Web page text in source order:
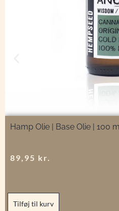
Hamp Olie | Base Olie | 100
89,95 kr.
Tilføj til kurv